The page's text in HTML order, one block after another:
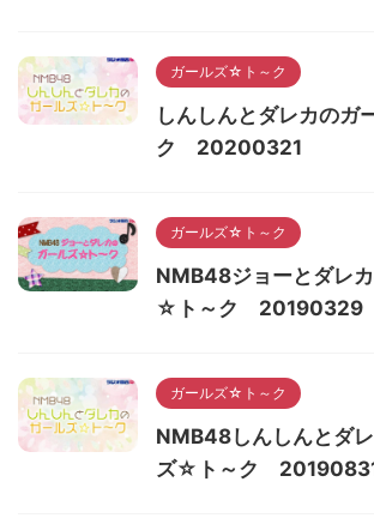
ガールズ☆ト～ク
しんしんとダレカのガ
ク 20200321
ガールズ☆ト～ク
NMB48ジョーとダレ
☆ト～ク 20190329
ガールズ☆ト～ク
NMB48しんしんとダ
ズ☆ト～ク